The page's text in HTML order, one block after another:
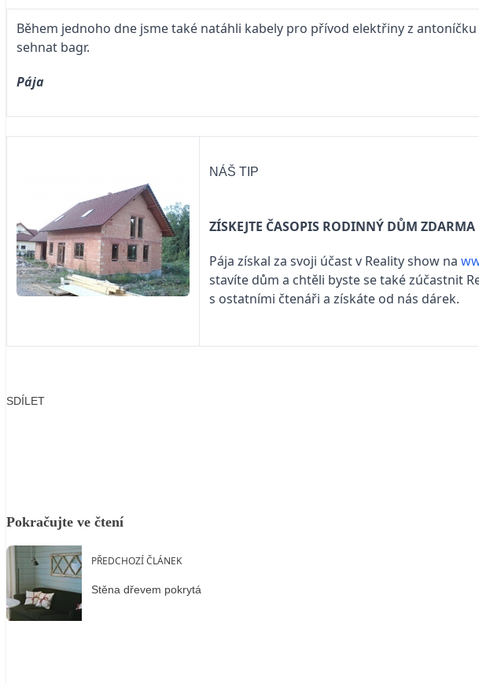
Během jednoho dne jsme také natáhli kabely pro přívod elektřiny z
sehnat bagr.
Pája
NÁŠ TIP
ZÍSKEJTE ČASOPIS RODINNÝ DŮM ZDARMA
Pája získal za svoji účast v Reality show na
stavíte dům a chtěli byste se také zúčastnit
s ostatními čtenáři a získáte od nás dárek.
SDÍLET
Pokračujte ve čtení
PŘEDCHOZÍ ČLÁNEK
Stěna dřevem pokrytá